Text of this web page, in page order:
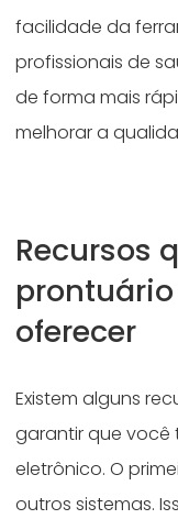
facilidade da
profissionais de
de forma mais
melhorar a
Recursos
oferecer
Existem alguns
garantir que você
eletrônico. O
outros sistemas.